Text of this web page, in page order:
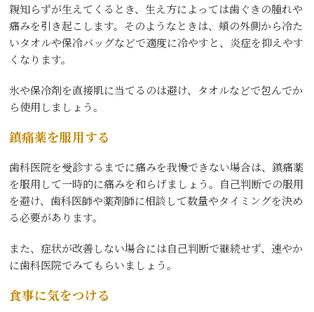
親知らずが生えてくるとき、生え方によっては歯ぐきの腫れや
痛みを引き起こします。そのようなときは、頬の外側から冷た
いタオルや保冷バッグなどで適度に冷やすと、炎症を抑えやす
くなります。
氷や保冷剤を直接肌に当てるのは避け、タオルなどで包んでか
ら使用しましょう。
鎮痛薬を服用する
歯科医院を受診するまでに痛みを我慢できない場合は、鎮痛薬
を服用して一時的に痛みを和らげましょう。自己判断での服用
を避け、歯科医師や薬剤師に相談して数量やタイミングを決め
る必要があります。
また、症状が改善しない場合には自己判断で継続せず、速やか
に歯科医院でみてもらいましょう。
食事に気をつける